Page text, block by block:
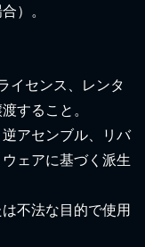
）。
イセンス、レンタ
すること。
アセンブル、リバ
ェアに基づく派生
不法な目的で使用